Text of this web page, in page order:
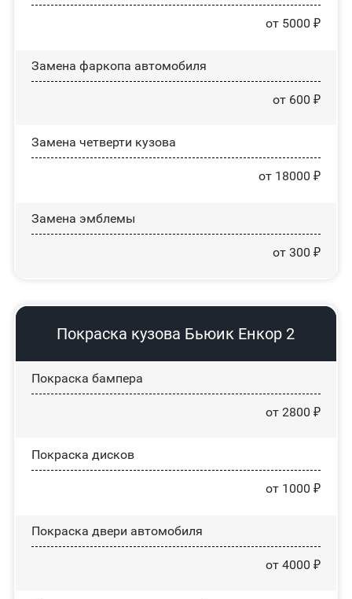
от 5000 ₽
Замена фаркопа автомобиля
от 600 ₽
Замена четверти кузова
от 18000 ₽
Замена эмблемы
от 300 ₽
Покраска кузова Бьюик Енкор 2
Покраска бампера
от 2800 ₽
Покраска дисков
от 1000 ₽
Покраска двери автомобиля
от 4000 ₽